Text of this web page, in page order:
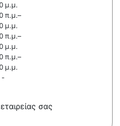
μ.μ.
π.μ.–
μ.μ.
π.μ.–
μ.μ.
π.μ.–
μ.μ.
-
σας